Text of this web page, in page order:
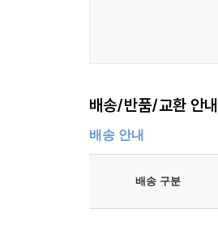
배송/반품/교환 안내
배송 안내
배송 구분